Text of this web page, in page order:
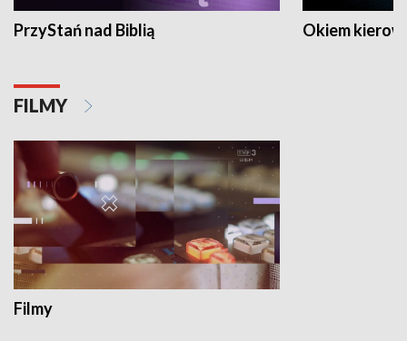
PrzyStań nad Biblią Okiem
FILMY
Filmy